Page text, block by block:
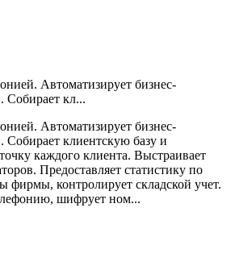
Автоматизирует бизнес-
Собирает кл...
Автоматизирует бизнес-
клиентскую базу и
каждого клиента. Выстраивает
Предоставляет статистику по
фирмы, контролирует складской учет.
шифрует ном...